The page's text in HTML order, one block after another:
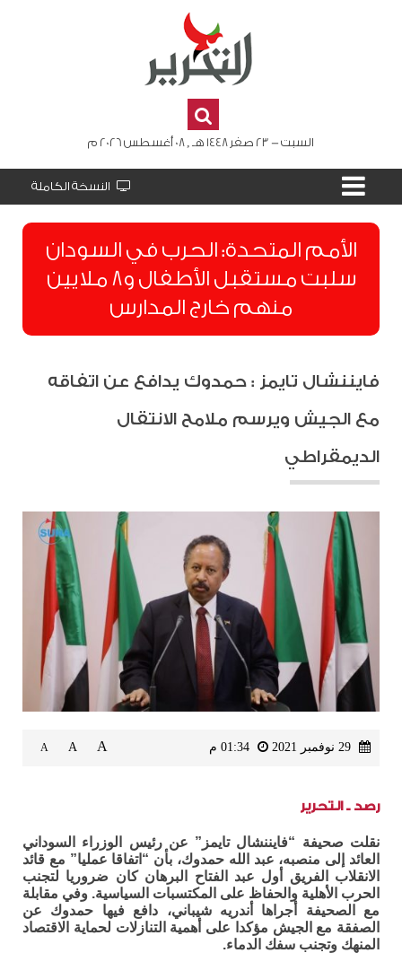
السبت - 23 صفر 1448 هـ , 08 أغسطس 2026 م
النسخة الكاملة
الأمم المتحدة: الحرب في السودان
سلبت مستقبل الأطفال و8 ملايين
منهم خارج المدارس
فايننشال تايمز : حمدوك يدافع عن اتفاقه
مع الجيش ويرسم ملامح الانتقال
الديمقراطي
A
A
A
رصد ـ التحرير
نقلت صحيفة “فايننشال تايمز” عن رئيس الوزراء السوداني
العائد إلى منصبه، عبد الله حمدوك، بأن “اتفاقا عمليا” مع قائد
الانقلاب الفريق أول عبد الفتاح البرهان كان ضروريا لتجنب
الحرب الأهلية والحفاظ على المكتسبات السياسية. وفي مقابلة
مع الصحيفة أجراها أندريه شيباني، دافع فيها حمدوك عن
الصفقة مع الجيش مؤكدا على أهمية التنازلات لحماية الاقتصاد
المنهك وتجنب سفك الدماء.